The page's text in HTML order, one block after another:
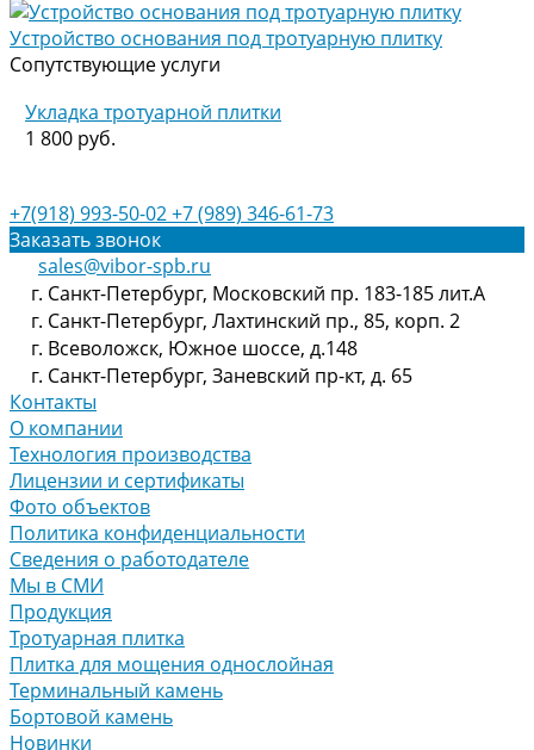
Устройство основания под тротуарную плитку
Сопутствующие услуги
Укладка тротуарной плитки
1 800 руб.
+7(918) 993-50-02+7 (989) 346-61-73
Заказать звонок
sales@vibor-spb.ru
г. Санкт-Петербург, Московский пр. 183-185 лит.А
г. Санкт-Петербург, Лахтинский пр., 85, корп. 2
г. Всеволожск, Южное шоссе, д.148
г. Санкт-Петербург, Заневский пр-кт, д. 65
Контакты
О компании
Технология производства
Лицензии и сертификаты
Фото объектов
Политика конфиденциальности
Сведения о работодателе
Мы в СМИ
Продукция
Тротуарная плитка
Плитка для мощения однослойная
Терминальный камень
Бортовой камень
Новинки